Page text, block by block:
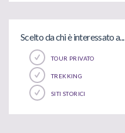
Scelto da chi è interessato a...
TOUR PRIVATO
TREKKING
SITI STORICI